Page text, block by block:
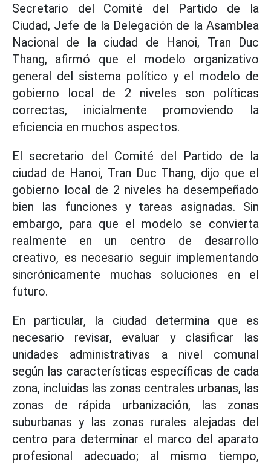
Secretario del Comité del Partido de la
Ciudad, Jefe de la Delegación de la Asamblea
Nacional de la ciudad de Hanoi, Tran Duc
Thang, afirmó que el modelo organizativo
general del sistema político y el modelo de
gobierno local de 2 niveles son políticas
correctas, inicialmente promoviendo la
eficiencia en muchos aspectos.
El secretario del Comité del Partido de la
ciudad de Hanoi, Tran Duc Thang, dijo que el
gobierno local de 2 niveles ha desempeñado
bien las funciones y tareas asignadas. Sin
embargo, para que el modelo se convierta
realmente en un centro de desarrollo
creativo, es necesario seguir implementando
sincrónicamente muchas soluciones en el
futuro.
En particular, la ciudad determina que es
necesario revisar, evaluar y clasificar las
unidades administrativas a nivel comunal
según las características específicas de cada
zona, incluidas las zonas centrales urbanas, las
zonas de rápida urbanización, las zonas
suburbanas y las zonas rurales alejadas del
centro para determinar el marco del aparato
profesional adecuado; al mismo tiempo,